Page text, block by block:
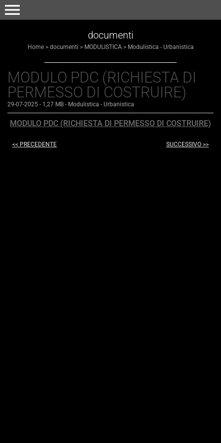
menu
documenti
Home> documenti > MODULISTICA> Modulistica - Urbanistica
MODULO PDC (RICHIESTA DI
PERMESSO DI COSTRUIRE)
29-07-2025 - 1,27 MB - Modulistica - Urbanistica
MODULO PDC (RICHIESTA DI PERMESSO DI COSTRUIRE)
<< PRECEDENTE SUCCESSIVO >>